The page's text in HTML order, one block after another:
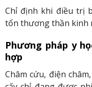
Chỉ định khi điều trị
tổn thương thần kinh
Phương pháp y
hợp
Châm cứu, điện